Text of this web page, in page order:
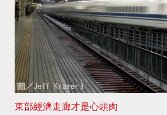
東部經濟走廊才是心頭肉